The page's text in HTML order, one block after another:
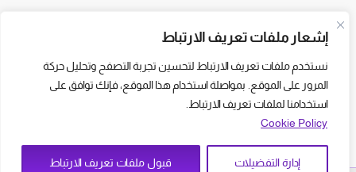
إشعار ملفات تعريف الارتباط
نستخدم ملفات تعريف الارتباط لتحسين تجربة التصفح وتحليل حركة
المرور على الموقع. بمواصلة استخدام هذا الموقع، فإنك توافق على
استخدامنا لملفات تعريف الارتباط.
Cookie Policy
إدارة التفضيلات قبول ملفات تعريف الارتباط
hello@cyberx.world